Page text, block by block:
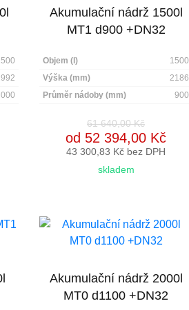
Akumulační nádrž 1500l
MT1 d900 +DN32
Objem (l)
1500
Výška (mm)
2186
Průměr nádoby (mm)
900
61 640,00 Kč
od 52 394,00 Kč
43 300,83 Kč bez DPH
skladem
Akumulační nádrž 2000l
MT0 d1100 +DN32